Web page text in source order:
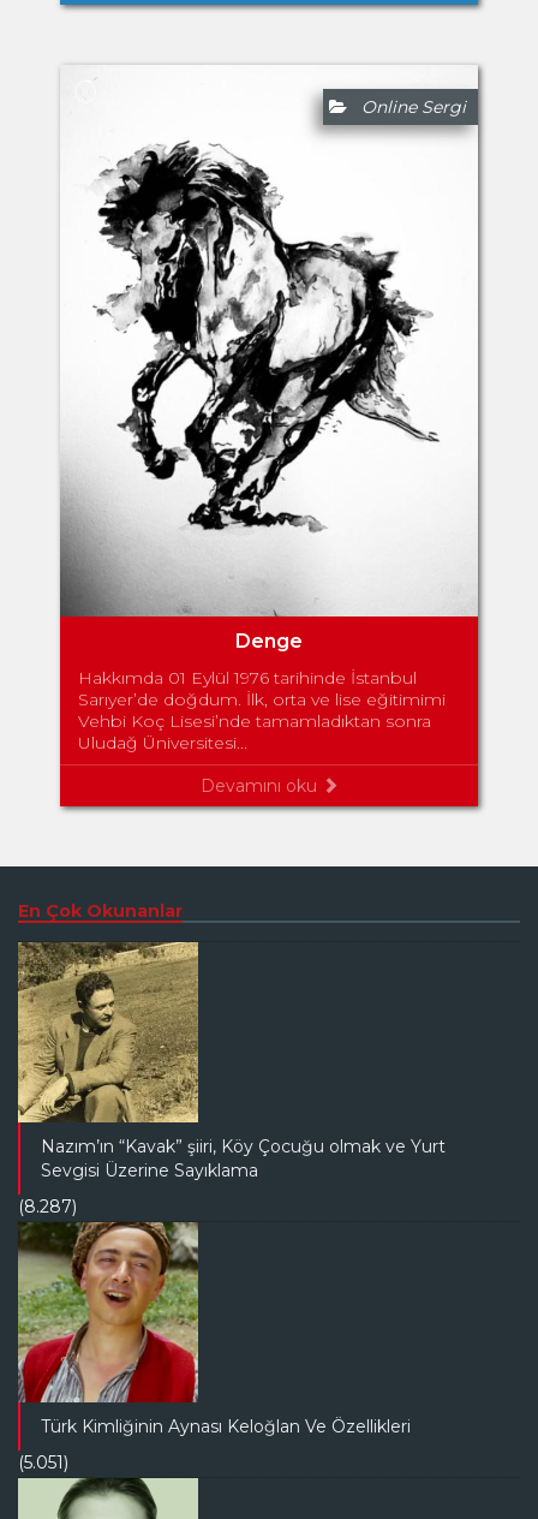
Online Sergi
Denge
Hakkımda 01 Eylül 1976 tarihinde İstanbul
Sarıyer’de doğdum. İlk, orta ve lise eğitimimi
Vehbi Koç Lisesi’nde tamamladıktan sonra
Uludağ Üniversitesi...
Devamını oku
En Çok Okunanlar
Nazım’ın “Kavak” şiiri, Köy Çocuğu olmak ve Yurt
Sevgisi Üzerine Sayıklama
(8.287)
Türk Kimliğinin Aynası Keloğlan Ve Özellikleri
(5.051)